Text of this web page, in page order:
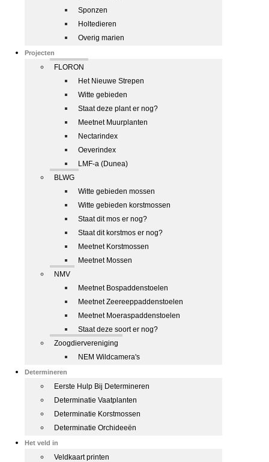
Sponzen
Holtedieren
Overig marien
Projecten
FLORON
Het Nieuwe Strepen
Witte gebieden
Staat deze plant er nog?
Meetnet Muurplanten
Nectarindex
Oeverindex
LMF-a (Dunea)
BLWG
Witte gebieden mossen
Witte gebieden korstmossen
Staat dit mos er nog?
Staat dit korstmos er nog?
Meetnet Korstmossen
Meetnet Mossen
NMV
Meetnet Bospaddenstoelen
Meetnet Zeereeppaddenstoelen
Meetnet Moeraspaddenstoelen
Staat deze soort er nog?
Zoogdiervereniging
NEM Wildcamera's
Determineren
Eerste Hulp Bij Determineren
Determinatie Vaatplanten
Determinatie Korstmossen
Determinatie Orchideeën
Het veld in
Veldkaart printen